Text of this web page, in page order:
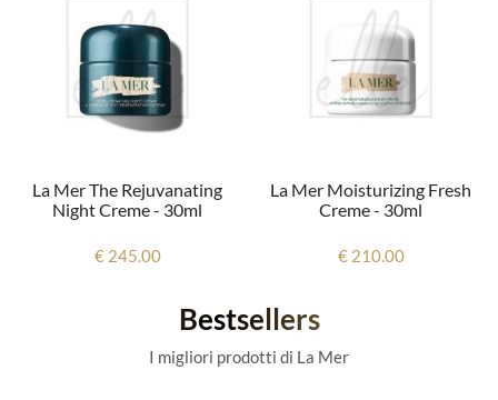
La Mer The Rejuvanating
Night Creme - 30ml
€ 245.00
La Mer Moisturizing Fresh
Creme - 30ml
€ 210.00
Bestsellers
I migliori prodotti di La Mer